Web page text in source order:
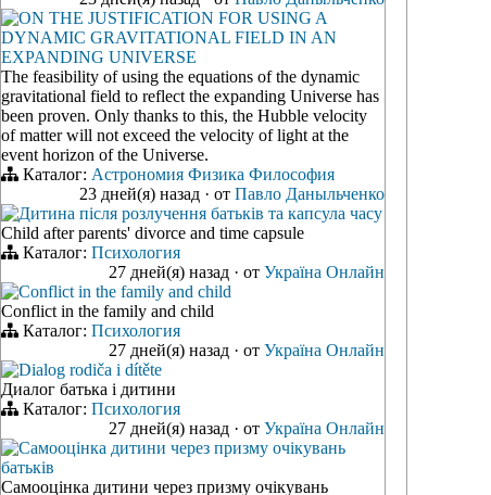
ON THE JUSTIFICATION FOR USING A
DYNAMIC GRAVITATIONAL FIELD IN AN
EXPANDING UNIVERSE
The feasibility of using the equations of the dynamic
gravitational field to reflect the expanding Universe has
been proven. Only thanks to this, the Hubble velocity
of matter will not exceed the velocity of light at the
event horizon of the Universe.
Каталог: Астрономия Физика Философия
23 дней(я) назад · от Павло Даныльченко
Дитина після розлучення батьків та капсула часу
Child after parents' divorce and time capsule
Каталог: Психология
27 дней(я) назад · от Україна Онлайн
Conflict in the family and child
Conflict in the family and child
Каталог: Психология
27 дней(я) назад · от Україна Онлайн
Dialog rodiča i dítěte
Диалог батька і дитини
Каталог: Психология
27 дней(я) назад · от Україна Онлайн
Самооцінка дитини через призму очікувань
батьків
Самооцінка дитини через призму очікувань